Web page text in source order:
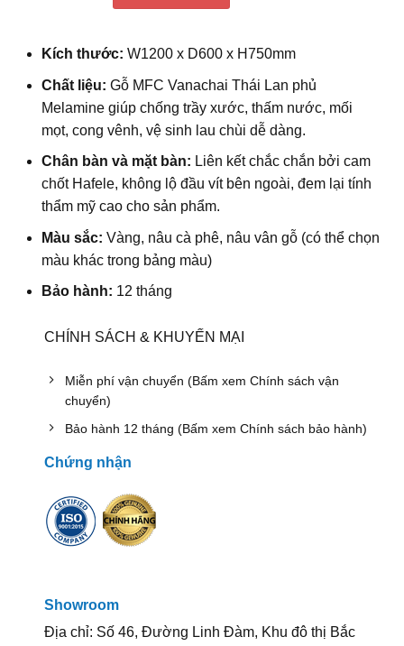
Kích thước: W1200 x D600 x H750mm
Chất liệu: Gỗ MFC Vanachai Thái Lan phủ
Melamine giúp chống trầy xước, thấm nước, mối
mọt, cong vênh, vệ sinh lau chùi dễ dàng.
Chân bàn và mặt bàn: Liên kết chắc chắn bởi cam
chốt Hafele, không lộ đầu vít bên ngoài, đem lại tính
thẩm mỹ cao cho sản phẩm.
Màu sắc: Vàng, nâu cà phê, nâu vân gỗ (có thể chọn
màu khác trong bảng màu)
Bảo hành: 12 tháng
CHÍNH SÁCH & KHUYẾN MẠI
Miễn phí vận chuyển (Bấm xem Chính sách vận
chuyển)
Bảo hành 12 tháng (Bấm xem Chính sách bảo hành)
Chứng nhận
Showroom
Địa chỉ: Số 46, Đường Linh Đàm, Khu đô thị Bắc